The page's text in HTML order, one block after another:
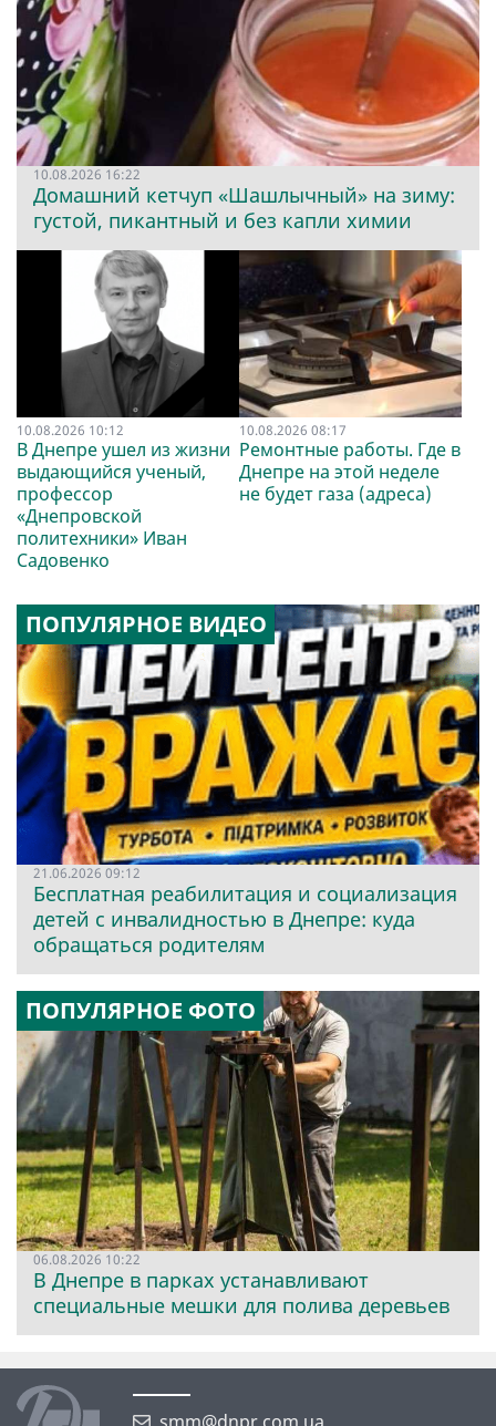
10.08.2026 16:22
Домашний кетчуп «Шашлычный» на зиму:
густой, пикантный и без капли химии
10.08.2026 10:12
В Днепре ушел из жизни
выдающийся ученый,
профессор
«Днепровской
политехники» Иван
Садовенко
10.08.2026 08:17
Ремонтные работы. Где в
Днепре на этой неделе
не будет газа (адреса)
ПОПУЛЯРНОЕ ВИДЕО
21.06.2026 09:12
Бесплатная реабилитация и социализация
детей с инвалидностью в Днепре: куда
обращаться родителям
ПОПУЛЯРНОЕ ФОТО
06.08.2026 10:22
В Днепре в парках устанавливают
специальные мешки для полива деревьев